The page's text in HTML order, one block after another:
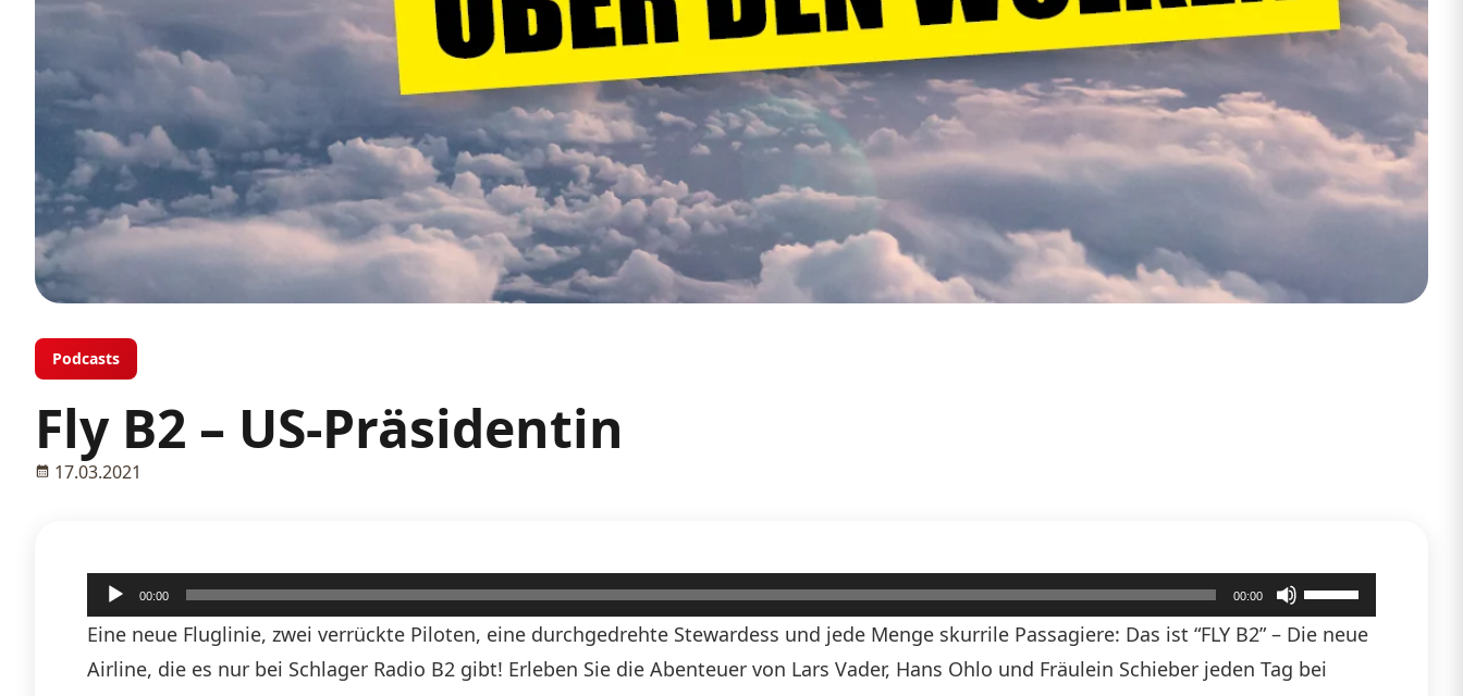
Podcasts
Fly B2 – US-Präsidentin
17.03.2021
Audio-
Player
00:00 00:00
Pfeiltasten
Hoch/Runter
benutzen,
Eine neue Fluglinie, zwei verrückte Piloten, eine durchgedrehte Stewardess und jede Menge skurrile Passagiere: Das ist “FLY B2” – Die neue
Airline, die es nur bei Schlager Radio B2 gibt! Erleben Sie die Abenteuer von Lars Vader, Hans Ohlo und Fräulein Schieber jeden Tag bei